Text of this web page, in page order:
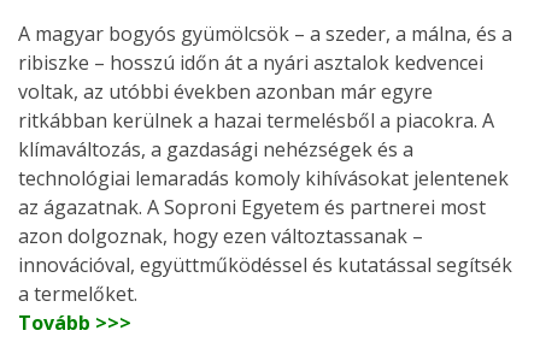
A magyar bogyós gyümölcsök – a szeder, a málna, és a
ribiszke – hosszú időn át a nyári asztalok kedvencei
voltak, az utóbbi években azonban már egyre
ritkábban kerülnek a hazai termelésből a piacokra. A
klímaváltozás, a gazdasági nehézségek és a
technológiai lemaradás komoly kihívásokat jelentenek
az ágazatnak. A Soproni Egyetem és partnerei most
azon dolgoznak, hogy ezen változtassanak –
innovációval, együttműködéssel és kutatással segítsék
a termelőket.
Tovább >>>